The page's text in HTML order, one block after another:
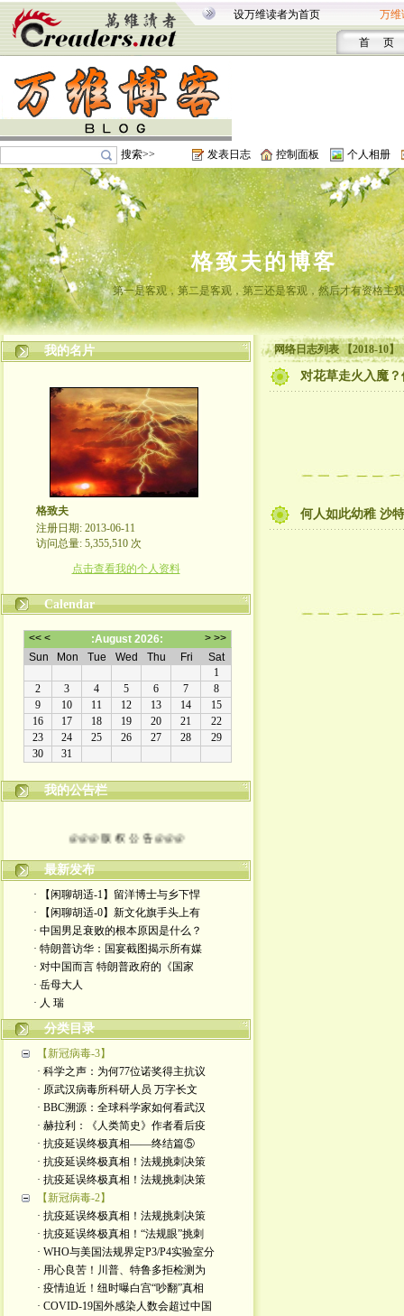
设万维读者为首页 万维
首 页
搜索>> 发表日志 控制面板 个人相册
格致夫的博客
第一是客观，第二是客观，第三还是客观，然后才有资格主
我的名片
格致夫
注册日期: 2013-06-11
访问总量: 5,355,510 次
点击查看我的个人资料
Calendar
我的公告栏
崇尚理性评论，拒绝人身攻击！
本博客所发布文章，
除特别注明者外，均为原创。
转载或制作视频，
须注明如下版权信息：
作者（格致夫）和出处（万维链接）
最新发布
· 【闲聊胡适-1】留洋博士与乡下悍
· 【闲聊胡适-0】新文化旗手头上有
· 中国男足衰败的根本原因是什么？
· 特朗普访华：国宴截图揭示所有媒
· 对中国而言 特朗普政府的《国家
· 岳母大人
· 人 瑞
分类目录
【新冠病毒-3】
· 科学之声：为何77位诺奖得主抗议
· 原武汉病毒所科研人员 万字长文
· BBC溯源：全球科学家如何看武汉
· 赫拉利：《人类简史》作者看后疫
· 抗疫延误终极真相——终结篇⑤
· 抗疫延误终极真相！法规挑刺决策
· 抗疫延误终极真相！法规挑刺决策
【新冠病毒-2】
· 抗疫延误终极真相！法规挑刺决策
· 抗疫延误终极真相！“法规眼”挑刺
· WHO与美国法规界定P3/P4实验室分
· 用心良苦！川普、特鲁多拒检测为
· 疫情迫近！纽时曝白宫“吵翻”真相
· COVID-19国外感染人数会超过中国
网络日志列表 【2018-10】
对花草走火入魔
何人如此幼稚 沙